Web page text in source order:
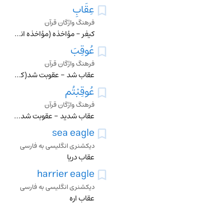
عِقَابِ
فرهنگ واژگان قرآن
کيفر - مؤاخذه (مؤاخذه انسان به نحوي ناخوشايد ، در مقابل کاري ناخوش آيند که عقاب شونده مرتکب شده ، و اگر اين مؤاخذه را عقاب ناميدهاند ، بدين مناسبت است که عقيب
عُوقِبَ
فرهنگ واژگان قرآن
عقاب شد - عقوبت شد(کلمه عقاب به معناي مؤاخذه انسان است به نحوي ناخوشايد ، در مقابل کاري ناخوش آيند که عقاب شونده مرتکب شده ، و اگر اين مؤاخذه را عقاب ناميدهاند
عُوقِبْتُم
فرهنگ واژگان قرآن
عقاب شديد - عقوبت شديد (کلمه عقاب به معناي مؤاخذه انسان است به نحوي ناخوشايد ، در مقابل کاري ناخوش آيند که عقاب شونده مرتکب شده ، و اگر اين مؤاخذه را عقاب ناميد
sea eagle
دیکشنری انگلیسی به فارسی
عقاب دریا
harrier eagle
دیکشنری انگلیسی به فارسی
عقاب اره